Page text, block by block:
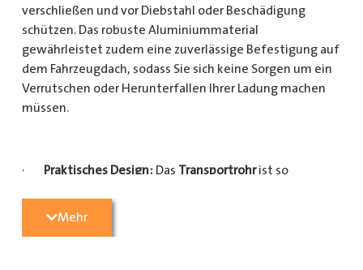
verschließen und vor Diebstahl oder Beschädigung
schützen. Das robuste Aluminiummaterial
gewährleistet zudem eine zuverlässige Befestigung auf
dem Fahrzeugdach, sodass Sie sich keine Sorgen um ein
Verrutschen oder Herunterfallen Ihrer Ladung machen
müssen.
· Praktisches Design: Das Transportrohrist so
Gegenständen sicher und einfach transportieren kann
Mehr